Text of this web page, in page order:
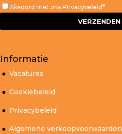
Akkoord met ons Privacybeleid*
Informatie
Vacatures
Cookiebeleid
Privacybeleid
Algemene verkoopvoorwaarden